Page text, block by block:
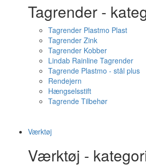
Tagrender -
Tagrender Plastmo Plast
Tagrender Zink
Tagrender Kobber
Lindab Rainline Tagrender
Tagrende Plastmo - stål plus
Rendejern
Hængselsstift
Tagrende Tilbehør
Værktøj
Værktøj -